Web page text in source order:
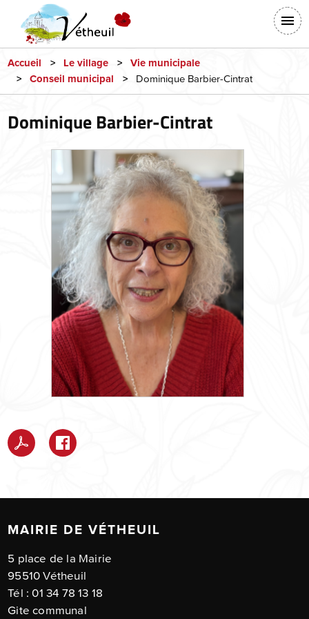
principal
tête
Connexion
Accueil Le village
Vie municipale
Conseil municipal
Dominique Barbier-Cintrat
Dominique Barbier-Cintrat
MAIRIE DE VÉTHEUIL
5 place de la Mairie
95510 Vétheuil
Tél : 01 34 78 13 18
Gite communal